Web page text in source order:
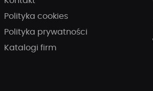
Polityka cookies
Polityka prywatności
Katalogi firm